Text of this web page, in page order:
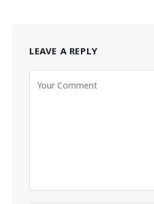
LEAVE A REPLY